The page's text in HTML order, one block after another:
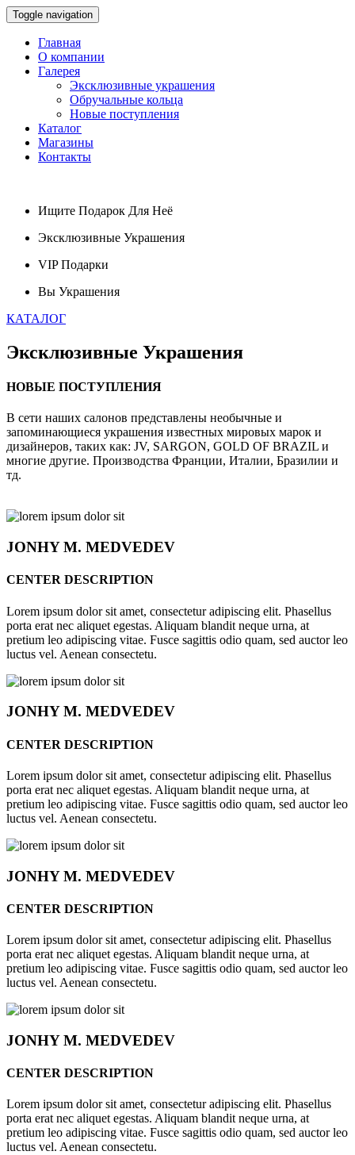
Toggle navigation
Главная
О компании
Галерея
Эксклюзивные украшения
Обручальные кольца
Новые поступления
Каталог
Магазины
Контакты
Ищите Подарок Для Неё
Эксклюзивные Украшения
VIPПодарки
Вы Украшения
КАТАЛОГ
Эксклюзивные Украшения
НОВЫЕ ПОСТУПЛЕНИЯ
В сети наших салонов представлены необычные и
запоминающиеся украшения известных мировых марок и
дизайнеров, таких как: JV, SARGON, GOLD OF BRAZIL и
многие другие. Производства Франции, Италии, Бразилии и
тд.
JONHYM. MEDVEDEV
CENTER DESCRIPTION
Lorem ipsum dolor sit amet, consectetur adipiscing elit. Phasellus
porta erat nec aliquet egestas. Aliquam blandit neque urna, at
pretium leo adipiscing vitae. Fusce sagittis odio quam, sed auctor leo
luctus vel. Aenean consectetu.
JONHYM. MEDVEDEV
CENTER DESCRIPTION
Lorem ipsum dolor sit amet, consectetur adipiscing elit. Phasellus
porta erat nec aliquet egestas. Aliquam blandit neque urna, at
pretium leo adipiscing vitae. Fusce sagittis odio quam, sed auctor leo
luctus vel. Aenean consectetu.
JONHYM. MEDVEDEV
CENTER DESCRIPTION
Lorem ipsum dolor sit amet, consectetur adipiscing elit. Phasellus
porta erat nec aliquet egestas. Aliquam blandit neque urna, at
pretium leo adipiscing vitae. Fusce sagittis odio quam, sed auctor leo
luctus vel. Aenean consectetu.
JONHYM. MEDVEDEV
CENTER DESCRIPTION
Lorem ipsum dolor sit amet, consectetur adipiscing elit. Phasellus
porta erat nec aliquet egestas. Aliquam blandit neque urna, at
pretium leo adipiscing vitae. Fusce sagittis odio quam, sed auctor leo
luctus vel. Aenean consectetu.